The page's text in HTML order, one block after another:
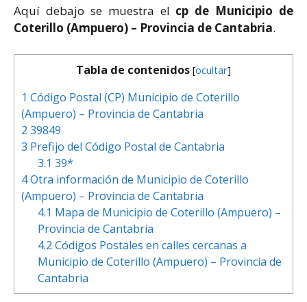
Aquí debajo se muestra el cp de Municipio de
Coterillo (Ampuero) – Provincia de Cantabria.
Tabla de contenidos [ocultar]
1 Código Postal (CP) Municipio de Coterillo
(Ampuero) – Provincia de Cantabria
239849
3 Prefijo del Código Postal de Cantabria
3.1 39*
4Otra información de Municipio de Coterillo
(Ampuero) – Provincia de Cantabria
4.1 Mapa de Municipio de Coterillo (Ampuero) –
Provincia de Cantabria
4.2Códigos Postales en calles cercanas a
Municipio de Coterillo (Ampuero) – Provincia de
Cantabria